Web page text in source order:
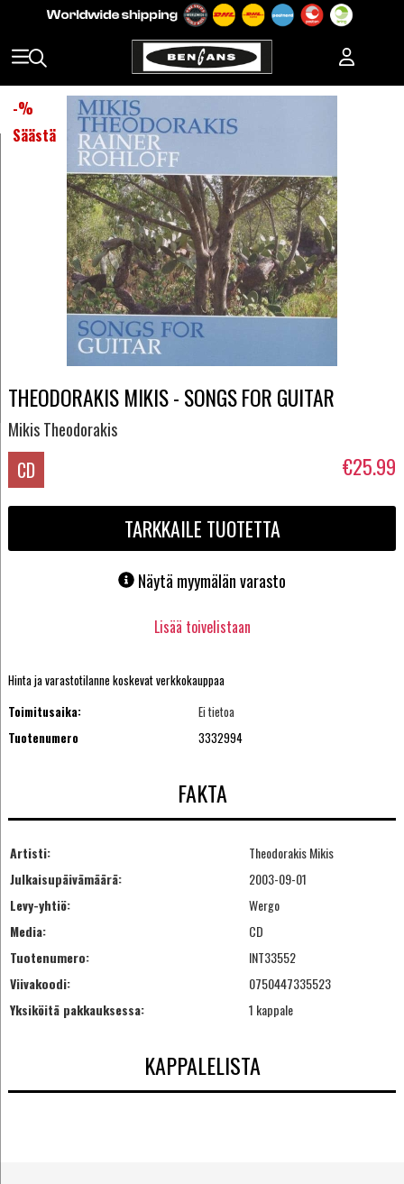
-%
Säästä
THEODORAKIS MIKIS - SONGS FOR GUITAR
Mikis Theodorakis
CD €25.99
TARKKAILE TUOTETTA
Näytä myymälän varasto
Lisää toivelistaan
Hinta ja varastotilanne koskevat verkkokauppaa
Toimitusaika:
Ei tietoa
Tuotenumero
3332994
FAKTA
Artisti:
Theodorakis Mikis
Julkaisupäivämäärä:
2003-09-01
Levy-yhtiö:
Wergo
Media:
CD
Tuotenumero:
INT33552
Viivakoodi:
0750447335523
Yksiköitä pakkauksessa:
1 kappale
KAPPALELISTA